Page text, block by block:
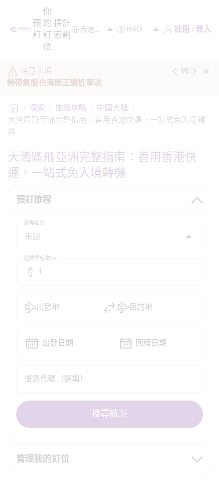
預
訂
你
的
訂
位
探
索
計
劃
註冊 / 登入
注意事項
熱帶氣旋白海豚正逼近寧波
1/6
/ 探索 / 旅遊攻略 / 中國大陸 /
大灣區飛亞洲完整指南：善用香港快運，一站式免入境轉
機
大灣區飛亞洲完整指南：善用香港快
運，一站式免入境轉機
預訂旅程
管理我的訂位
旅程類別
選擇乘客數目
1
優惠代碼（選填）
出發地 目的地
出發日期 回程日期
搜尋航班